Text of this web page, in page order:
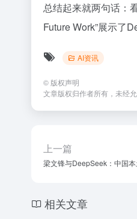
总结起来就两句话：
Future Work”展示了
AI资讯
© 版权声明
文章版权归作者所有，未经允
上一篇
梁文锋与DeepSeek：中国
相关文章